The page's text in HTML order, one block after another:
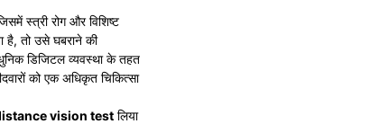
स्त्री रोग और विशिष्ट
है, तो उसे घबराने की
डिजिटल व्यवस्था के तहत
को एक अधिकृत चिकित्सा
vision test लिया